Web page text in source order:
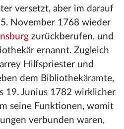
versetzt, aber im darauf
November 1768 wieder
zurückberufen, und
ernannt. Zugleich
Hilfspriester und
dem Bibliothekäramte,
19. Junius 1782 wirklicher
seine Funktionen, womit
verbunden waren,